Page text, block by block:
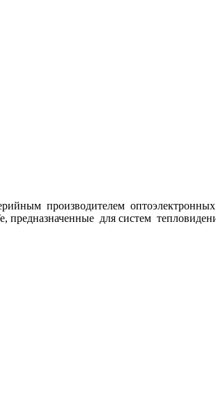
производителем
для систем